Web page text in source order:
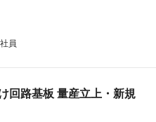
員
回路基板 量産立上・新規